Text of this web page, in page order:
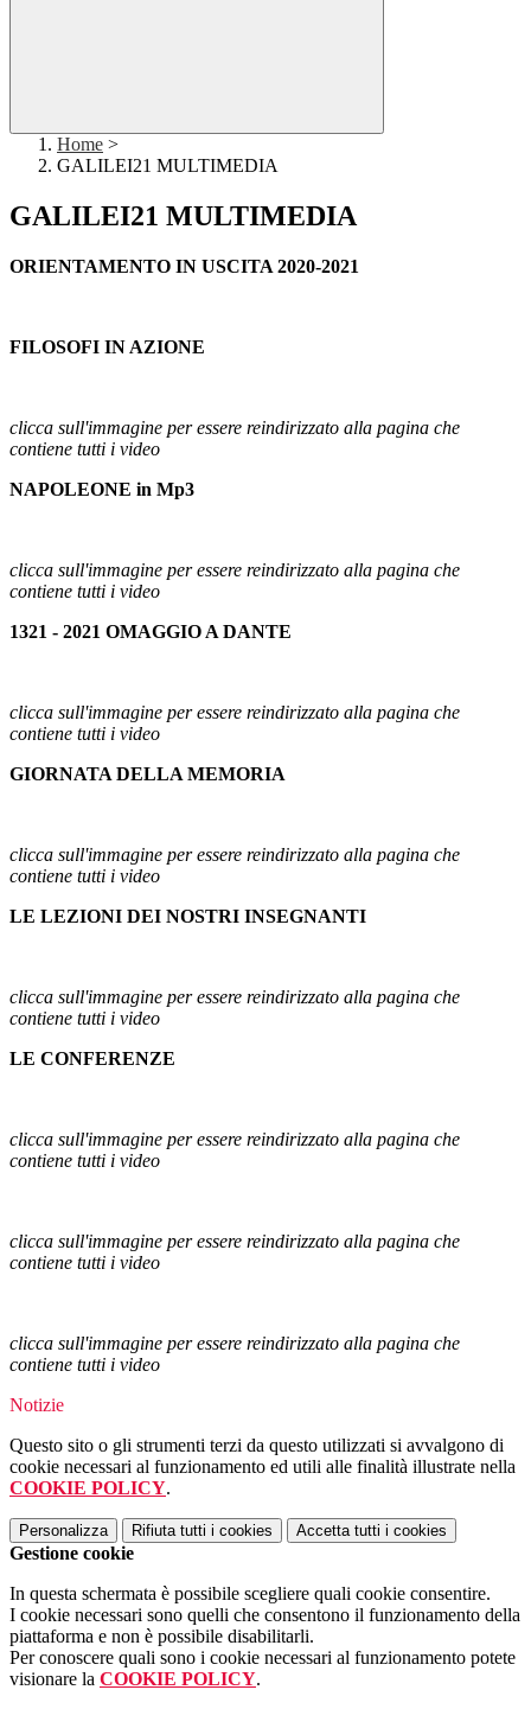
Home >
GALILEI21 MULTIMEDIA
GALILEI21 MULTIMEDIA
ORIENTAMENTO IN USCITA 2020-2021
FILOSOFI IN AZIONE
clicca sull'immagine per essere reindirizzato alla pagina che
contiene tutti i video
NAPOLEONE in Mp3
clicca sull'immagine per essere reindirizzato alla pagina che
contiene tutti i video
1321 - 2021 OMAGGIO A DANTE
clicca sull'immagine per essere reindirizzato alla pagina che
contiene tutti i video
GIORNATA DELLA MEMORIA
clicca sull'immagine per essere reindirizzato alla pagina che
contiene tutti i video
LE LEZIONI DEI NOSTRI INSEGNANTI
clicca sull'immagine per essere reindirizzato alla pagina che
contiene tutti i video
LE CONFERENZE
clicca sull'immagine per essere reindirizzato alla pagina che
contiene tutti i video
clicca sull'immagine per essere reindirizzato alla pagina che
contiene tutti i video
clicca sull'immagine per essere reindirizzato alla pagina che
contiene tutti i video
Notizie
Questo sito o gli strumenti terzi da questo utilizzati si avvalgono di
cookie necessari al funzionamento ed utili alle finalità illustrate nella
COOKIE POLICY.
Personalizza Rifiuta tutti i cookies Accetta tutti i cookies
Gestione cookie
In questa schermata è possibile scegliere quali cookie consentire.
I cookie necessari sono quelli che consentono il funzionamento della
piattaforma e non è possibile disabilitarli.
Per conoscere quali sono i cookie necessari al funzionamento potete
visionare la COOKIE POLICY.